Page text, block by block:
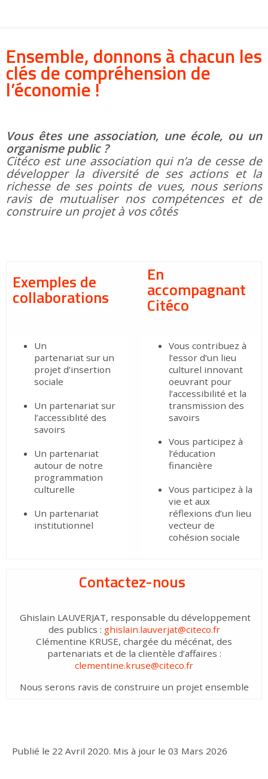
Ensemble, donnons à chacun les
clés de compréhension de
l’économie !
Vous êtes une association, une école, ou un
organisme public ?
Citéco est une association qui n’a de cesse de
développer la diversité de ses actions et la
richesse de ses points de vues, nous serions
ravis de mutualiser nos compétences et de
construire un projet à vos côtés
Exemples de
collaborations
En
accompagnant
Citéco
Un
partenariat sur un
projet d’insertion
sociale
Un partenariat sur
l’accessiblité des
savoirs
Un partenariat
autour de notre
programmation
culturelle
Un partenariat
institutionnel
Vous contribuez à
l’essor d’un lieu
culturel innovant
oeuvrant pour
l’accessibilité et la
transmission des
savoirs
Vous participez à
l’éducation
financière
Vous participez à la
vie et aux
réflexions d’un lieu
vecteur de
cohésion sociale
Contactez-nous
Ghislain LAUVERJAT, responsable du développement
des publics : ghislain.lauverjat@citeco.fr
Clémentine KRUSE, chargée du mécénat, des
partenariats et de la clientèle d’affaires :
clementine.kruse@citeco.fr
Nous serons ravis de construire un projet ensemble
Publié le 22 Avril 2020. Mis à jour le 03 Mars 2026